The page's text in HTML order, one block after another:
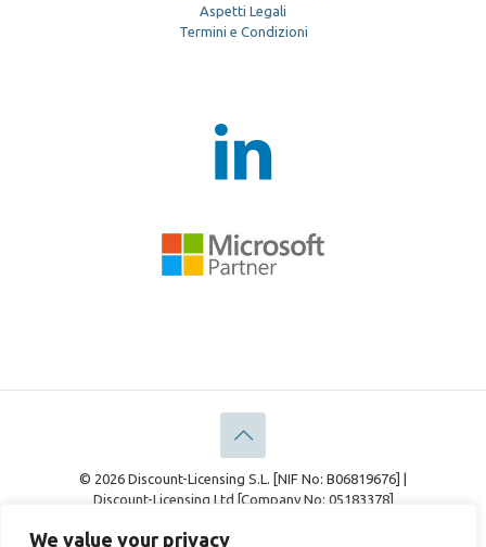
We value your privacy
Aspetti Legali
Termini e Condizioni
© 2026 Discount-Licensing S.L. [NIF No: B06819676] |
Discount-Licensing Ltd [Company No: 05183378]
Aspetti Legali